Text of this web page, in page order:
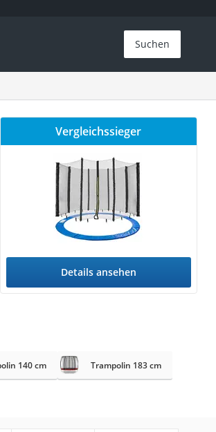
Suchen
Vergleichssieger
Details ansehen
140 cm Trampolin 183 cm